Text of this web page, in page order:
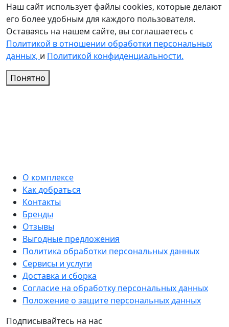
Наш сайт использует файлы cookies, которые делают
его более удобным для каждого пользователя.
Оставаясь на нашем сайте, вы соглашаетесь с
Политикой в отношении обработки персональных
данных, и Политикой конфиденциальности.
Понятно
О комплексе
Как добраться
Контакты
Бренды
Отзывы
Выгодные предложения
Политика обработки персональных данных
Сервисы и услуги
Доставка и сборка
Согласие на обработку персональных данных
Положение о защите персональных данных
Подписывайтесь на нас